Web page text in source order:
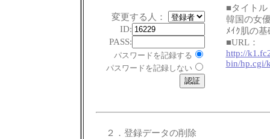
変更する人：
ID:
PASS:
パスワードを記録する
パスワードを記録しない
■タイトル
韓国の女
ﾒｲｸ肌の
■URL：
http://
bin/hp.cgi/
２．登録データの削除